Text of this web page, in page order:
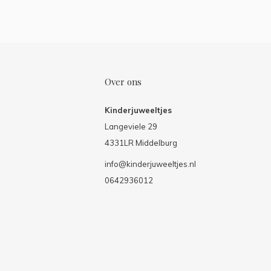
Over ons
Kinderjuweeltjes
Langeviele 29
4331LR Middelburg
info@kinderjuweeltjes.nl
0642936012